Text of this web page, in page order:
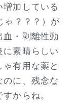
加している
ゃ？？？）が
血・剥離性動
に素晴らしい
有用な薬と
のに、残念な
からね。